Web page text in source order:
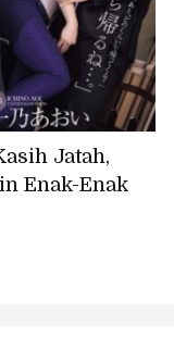
Jatah,
Enak-Enak